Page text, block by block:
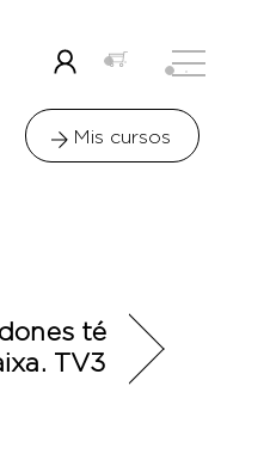
Menu
label
Mis cursos
té
TV3